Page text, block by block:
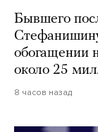
Бывшего
обогащении
около 25
8 часов назад